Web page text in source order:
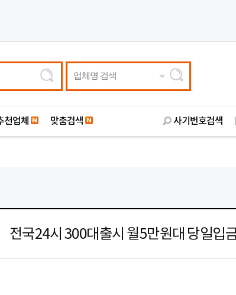
업체명 검색
천업체 맞춤검색 사기번호검색
전국24시 300대출시 월5만원대 당일입